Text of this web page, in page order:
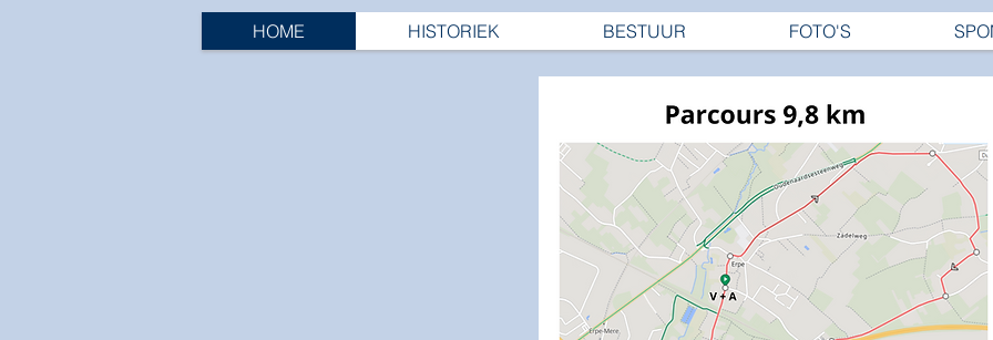
HOME HISTORIEK BESTUUR FOTO'S